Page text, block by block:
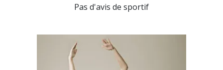
Pas d'avis de sportif